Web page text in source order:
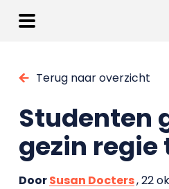
Terug naar overzicht
Studenten
gezin regie
DoorSusan Docters, 22